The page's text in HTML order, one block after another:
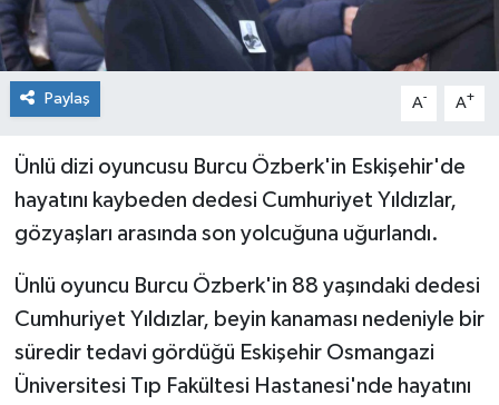
Paylaş A- A+
Ünlü dizi oyuncusu Burcu Özberk'in Eskişehir'de
hayatını kaybeden dedesi Cumhuriyet Yıldızlar,
gözyaşları arasında son yolcuğuna uğurlandı.
Ünlü oyuncu Burcu Özberk'in 88 yaşındaki dedesi
Cumhuriyet Yıldızlar, beyin kanaması nedeniyle bir
süredir tedavi gördüğü Eskişehir Osmangazi
Üniversitesi Tıp Fakültesi Hastanesi'nde hayatını